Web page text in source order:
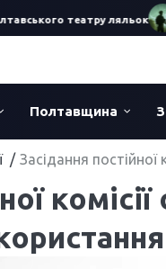
театру ляльок
Полтавщина
Засідання